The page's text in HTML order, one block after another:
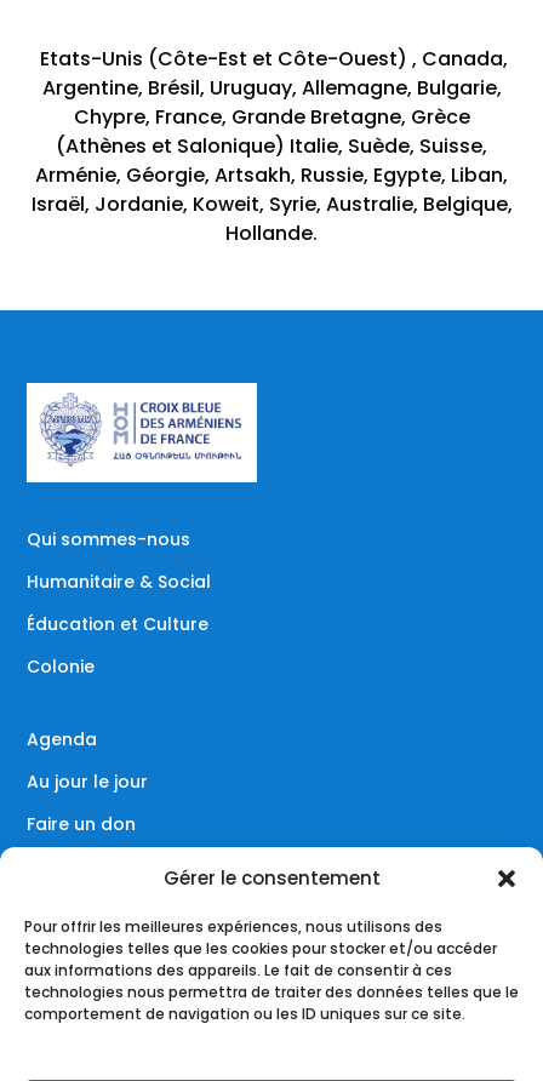
Gérer le consentement
Pour offrir les meilleures expériences, nous utilisons des
technologies telles que les cookies pour stocker et/ou accéder
aux informations des appareils. Le fait de consentir à ces
technologies nous permettra de traiter des données telles que le
comportement de navigation ou les ID uniques sur ce site.
Etats-Unis (Côte-Est et Côte-Ouest) , Canada,
Argentine, Brésil, Uruguay, Allemagne, Bulgarie,
Chypre, France, Grande Bretagne, Grèce
(Athènes et Salonique) Italie, Suède, Suisse,
Arménie, Géorgie, Artsakh, Russie, Egypte, Liban,
Israël, Jordanie, Koweit, Syrie, Australie, Belgique,
Hollande.
Qui sommes-nous
Humanitaire & Social
Éducation et Culture
Colonie
Agenda
Au jour le jour
Faire un don
Réseaux sociaux